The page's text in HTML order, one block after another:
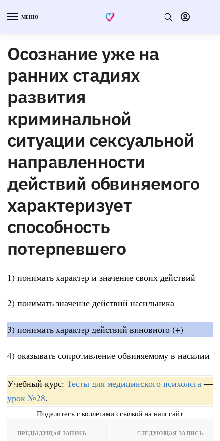
МЕНЮ
Осознание уже на
ранних стадиях
развития
криминальной
ситуации сексуальной
направленности
действий обвиняемого
характеризует
способность
потерпевшего
1) понимать характер и значение своих действий
2) понимать значение действий насильника
3) понимать характер действий виновного (+)
4) оказывать сопротивление обвиняемому в насилии
Учебный курс: Тесты для медицинского психолога —
урок №28.
Поделитесь с коллегами ссылкой на наш сайт
ПРЕДЫДУЩАЯ ЗАПИСЬ СЛЕДУЮЩАЯ ЗАПИСЬ